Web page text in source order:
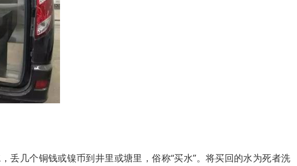
几个铜钱或镍币到井里或塘里，俗称“买水”。将买回的水为死者洗